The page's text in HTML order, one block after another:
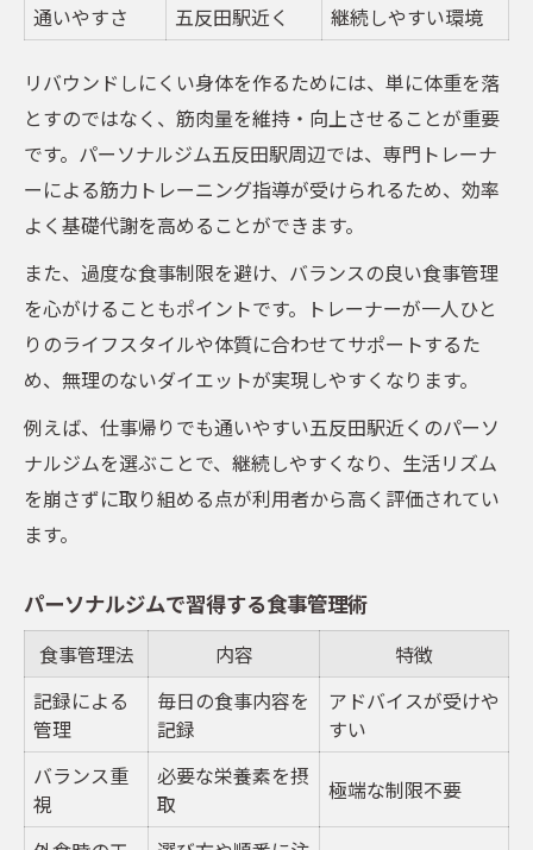
通いやすさ
五反田駅近く 継続しやすい環境
リバウンドしにくい身体を作るためには、単に体重を落
とすのではなく、筋肉量を維持・向上させることが重要
です。パーソナルジム五反田駅周辺では、専門トレーナ
ーによる筋力トレーニング指導が受けられるため、効率
よく基礎代謝を高めることができます。
また、過度な食事制限を避け、バランスの良い食事管理
を心がけることもポイントです。トレーナーが一人ひと
りのライフスタイルや体質に合わせてサポートするた
め、無理のないダイエットが実現しやすくなります。
例えば、仕事帰りでも通いやすい五反田駅近くのパーソ
ナルジムを選ぶことで、継続しやすくなり、生活リズム
を崩さずに取り組める点が利用者から高く評価されてい
ます。
パーソナルジムで習得する食事管理術
食事管理法 内容
特徴
記録による
管理
毎日の食事内容を
記録
アドバイスが受けや
すい
バランス重
視
必要な栄養素を摂
取
極端な制限不要